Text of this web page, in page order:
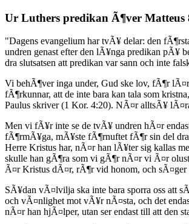
Ur Luthers predikan Ã¶ver Matteus
"Dagens evangelium har tvÃ¥ delar: den
undren genast efter den lÃ¥nga predikan pÃ¥
dra slutsatsen att predikan var sann och inte
Vi behÃ¶ver inga under, Gud ske lov, fÃ¶r
fÃ¶rkunnar, att de inte bara kan tala som
Paulus skriver (1 Kor. 4:20). NÃ¤r alltsÃ¥
Men vi fÃ¥r inte se de tvÃ¥ undren hÃ¤r
fÃ¶rmÃ¥ga, mÃ¥ste fÃ¶rnuftet fÃ¶r sin del
Herre Kristus har, nÃ¤r han lÃ¥ter sig kallas
skulle han gÃ¶ra som vi gÃ¶r nÃ¤r vi Ã¤r
Ã¤r Kristus dÃ¤r, rÃ¶r vid honom, och
SÃ¥dan vÃ¤lvilja ska inte bara sporra oss att
och vÃ¤nlighet mot vÃ¥r nÃ¤sta, och det
nÃ¤r han hjÃ¤lper, utan ser endast till att den